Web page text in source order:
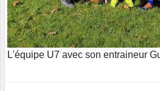
L'équipe U7 avec son entraineur